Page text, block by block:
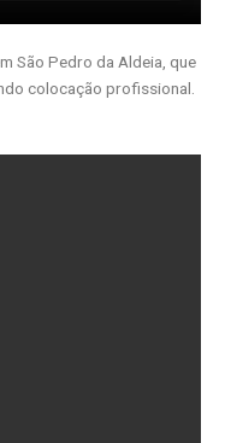
São Pedro da Aldeia, que
colocação profissional.